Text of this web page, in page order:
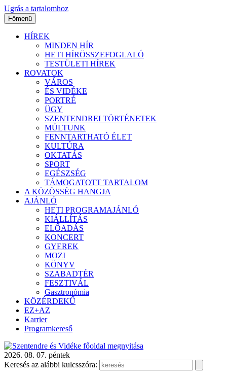
Ugrás a tartalomhoz
Főmenü
HÍREK
MINDEN HÍR
HETI HÍRÖSSZEFOGLALÓ
TESTÜLETI HÍREK
ROVATOK
VÁROS
ÉS VIDÉKE
PORTRÉ
ÜGY
SZENTENDREI TÖRTÉNETEK
MÚLTUNK
FENNTARTHATÓ ÉLET
KULTÚRA
OKTATÁS
SPORT
EGÉSZSÉG
TÁMOGATOTT TARTALOM
A KÖZÖSSÉG HANGJA
AJÁNLÓ
HETI PROGRAMAJÁNLÓ
KIÁLLÍTÁS
ELŐADÁS
KONCERT
GYEREK
MOZI
KÖNYV
SZABADTÉR
FESZTIVÁL
Gasztronómia
KÖZÉRDEKŰ
EZ+AZ
Karrier
Programkereső
2026. 08. 07. péntek
Keresés az alábbi kulcsszóra: